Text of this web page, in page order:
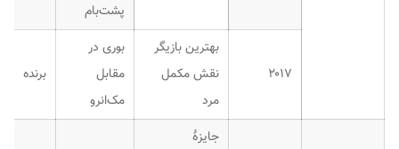
پشت‌بام
۲۰۱۷
بهترین بازیگر
نقش مکمل
مرد
بوری در
مقابل
مک‌انرو
برنده
جایزهٔ